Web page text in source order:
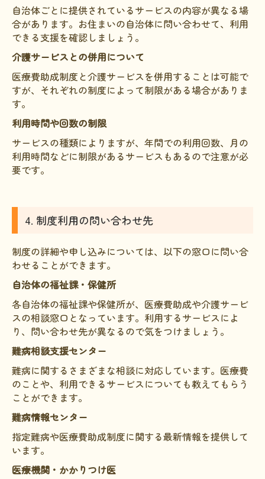
自治体ごとに提供されているサービスの内容が異なる場
合があります。お住まいの自治体に問い合わせて、利用
できる支援を確認しましょう。
介護サービスとの併用について
医療費助成制度と介護サービスを併用することは可能で
すが、それぞれの制度によって制限がある場合がありま
す。
利用時間や回数の制限
サービスの種類によりますが、年間での利用回数、月の
利用時間などに制限があるサービスもあるので注意が必
要です。
4. 制度利用の問い合わせ先
制度の詳細や申し込みについては、以下の窓口に問い合
わせることができます。
自治体の福祉課・保健所
各自治体の福祉課や保健所が、医療費助成や介護サービ
スの相談窓口となっています。利用するサービスによ
り、問い合わせ先が異なるので気をつけましょう。
難病相談支援センター
難病に関するさまざまな相談に対応しています。医療費
のことや、利用できるサービスについても教えてもらう
ことができます。
難病情報センター
指定難病や医療費助成制度に関する最新情報を提供して
います。
医療機関・かかりつけ医